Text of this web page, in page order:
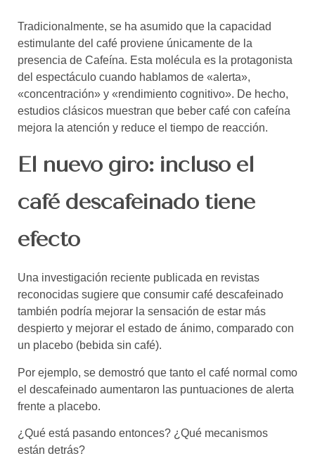
Tradicionalmente, se ha asumido que la capacidad
estimulante del café proviene únicamente de la
presencia de Cafeína. Esta molécula es la protagonista
del espectáculo cuando hablamos de «alerta»,
«concentración» y «rendimiento cognitivo». De hecho,
estudios clásicos muestran que beber café con cafeína
mejora la atención y reduce el tiempo de reacción.
El nuevo giro: incluso el
café descafeinado tiene
efecto
Una investigación reciente publicada en revistas
reconocidas sugiere que consumir café descafeinado
también podría mejorar la sensación de estar más
despierto y mejorar el estado de ánimo, comparado con
un placebo (bebida sin café).
Por ejemplo, se demostró que tanto el café normal como
el descafeinado aumentaron las puntuaciones de alerta
frente a placebo.
¿Qué está pasando entonces? ¿Qué mecanismos
están detrás?